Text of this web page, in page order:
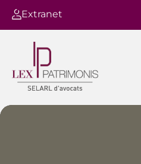
Extranet